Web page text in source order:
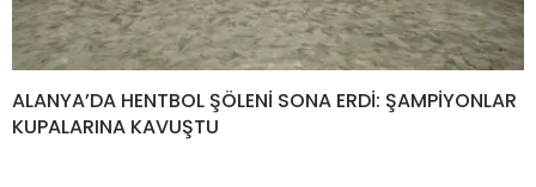
ALANYA’DA HENTBOL ŞÖLENİ SONA ERDİ: ŞAMPİYONLAR
KUPALARINA KAVUŞTU